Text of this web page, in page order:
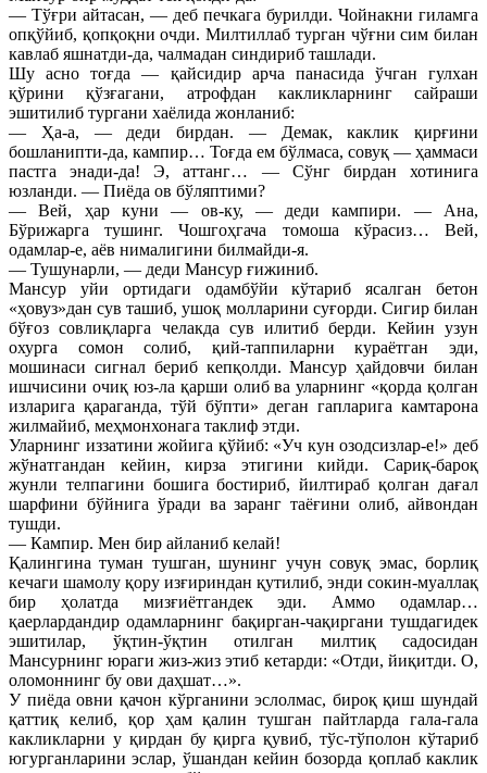
— Тўғри айтасан, — деб печкага бурилди. Чойнакни гиламга
опқўйиб, қопқоқни очди. Милтиллаб турган чўғни сим билан
кавлаб яшнатди-да, чалмадан синдириб ташлади.
Шу асно тоғда — қайсидир арча панасида ўчган гулхан
қўрини қўзғагани, атрофдан какликларнинг сайраши
эшитилиб тургани хаёлида жонланиб:
— Ҳа-а, — деди бирдан. — Демак, каклик қирғини
бошланипти-да, кампир… Тоғда ем бўлмаса, совуқ — ҳаммаси
пастга энади-да! Э, аттанг… — Сўнг бирдан хотинига
юзланди. — Пиёда ов бўляптими?
— Вей, ҳар куни — ов-ку, — деди кампири. — Ана,
Бўрижарга тушинг. Чошгоҳгача томоша кўрасиз… Вей,
одамлар-е, аёв нималигини билмайди-я.
— Тушунарли, — деди Мансур ғижиниб.
Мансур уйи ортидаги одамбўйи кўтариб ясалган бетон
«ҳовуз»дан сув ташиб, ушоқ молларини суғорди. Сигир билан
бўғоз совлиқларга челакда сув илитиб берди. Кейин узун
охурга сомон солиб, қий-таппиларни кураётган эди,
мошинаси сигнал бериб кепқолди. Мансур ҳайдовчи билан
ишчисини очиқ юз-ла қарши олиб ва уларнинг «қорда қолган
изларига қараганда, тўй бўпти» деган гапларига камтарона
жилмайиб, меҳмонхонага таклиф этди.
Уларнинг иззатини жойига қўйиб: «Уч кун озодсизлар-е!» деб
жўнатгандан кейин, кирза этигини кийди. Сариқ-бароқ
жунли телпагини бошига бостириб, йилтираб қолган дағал
шарфини бўйнига ўради ва заранг таёғини олиб, айвондан
тушди.
— Кампир. Мен бир айланиб келай!
Қалингина туман тушган, шунинг учун совуқ эмас, борлиқ
кечаги шамолу қору изғириндан қутилиб, энди сокин-муаллақ
бир ҳолатда мизғиётгандек эди. Аммо одамлар…
қаерлардандир одамларнинг бақирган-чақиргани тушдагидек
эшитилар, ўқтин-ўқтин отилган милтиқ садосидан
Мансурнинг юраги жиз-жиз этиб кетарди: «Отди, йиқитди. О,
оломоннинг бу ови даҳшат…».
У пиёда овни қачон кўрганини эслолмас, бироқ қиш шундай
қаттиқ келиб, қор ҳам қалин тушган пайтларда гала-гала
какликларни у қирдан бу қирга қувиб, тўс-тўполон кўтариб
югурганларини эслар, ўшандан кейин бозорда қоплаб каклик